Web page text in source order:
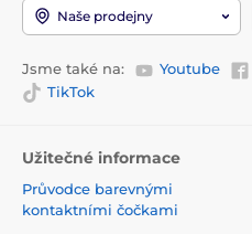
Naše prodejny
Jsme také na: Youtube
TikTok
Užitečné informace
Průvodce barevnými
kontaktními čočkami